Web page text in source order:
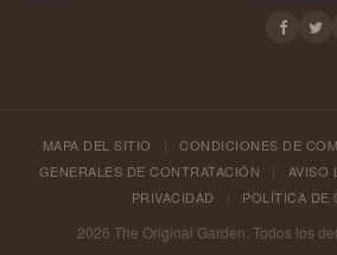
MAPA DEL SITIO CONDICIONES DE
GENERALES DE CONTRATACIÓN
AVISO
PRIVACIDAD
POLÍTICA DE
2026 The Original Garden. Todos los